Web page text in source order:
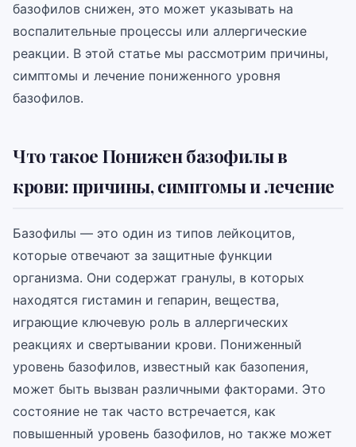
базофилов снижен, это может указывать на
воспалительные процессы или аллергические
реакции. В этой статье мы рассмотрим причины,
симптомы и лечение пониженного уровня
базофилов.
Что такое Понижен базофилы в
крови: причины, симптомы и лечение
Базофилы — это один из типов лейкоцитов,
которые отвечают за защитные функции
организма. Они содержат гранулы, в которых
находятся гистамин и гепарин, вещества,
играющие ключевую роль в аллергических
реакциях и свертывании крови. Пониженный
уровень базофилов, известный как базопения,
может быть вызван различными факторами. Это
состояние не так часто встречается, как
повышенный уровень базофилов, но также может